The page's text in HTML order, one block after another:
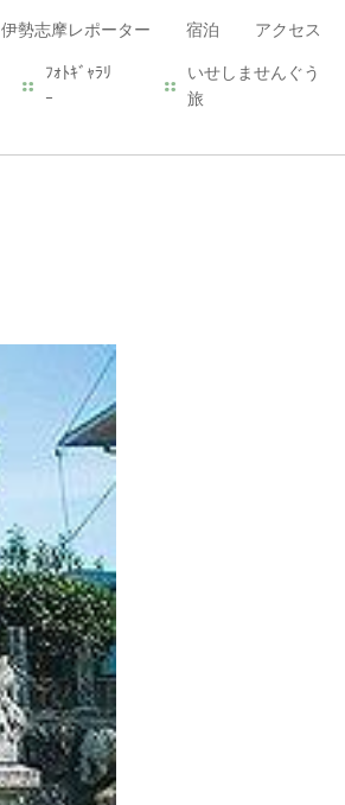
伊勢志摩レポーター 宿泊 アクセス
ﾌｫﾄｷﾞｬﾗﾘ
ｰ
いせしませんぐう
旅